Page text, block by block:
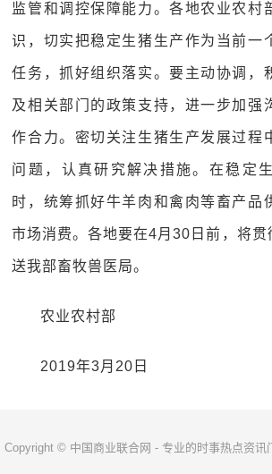
监管和调控保障能力。各地农业农村
识，切实把稳定生猪生产作为当前一
任务，抓好组织落实。要主动协调，
及相关部门的政策支持，进一步加强
作合力。密切关注生猪生产发展过程
问题，认真研究解决措施。在稳定
时，统筹抓好牛羊肉和禽肉等畜产品
市场消费。各地要在4月30日前，将贯
送我部畜牧兽医局。
农业农村部
2019年3月20日
Copyright © 中国商业联合网 - 专业的时事热点资讯